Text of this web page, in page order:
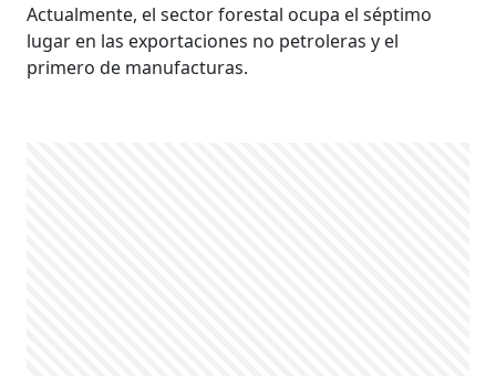
Actualmente, el sector forestal ocupa el séptimo
lugar en las exportaciones no petroleras y el
primero de manufacturas.